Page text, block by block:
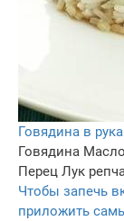
Говядина в
Говядина
Перец Лук
Чтобы запечь
приложить